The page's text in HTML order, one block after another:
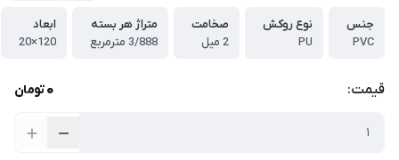
جنس
PVC
نوع روکش
PU
صخامت
2 میل
متراژ هر بسته
3/888 مترمربع
ابعاد
120×20
قیمت: 0تومان